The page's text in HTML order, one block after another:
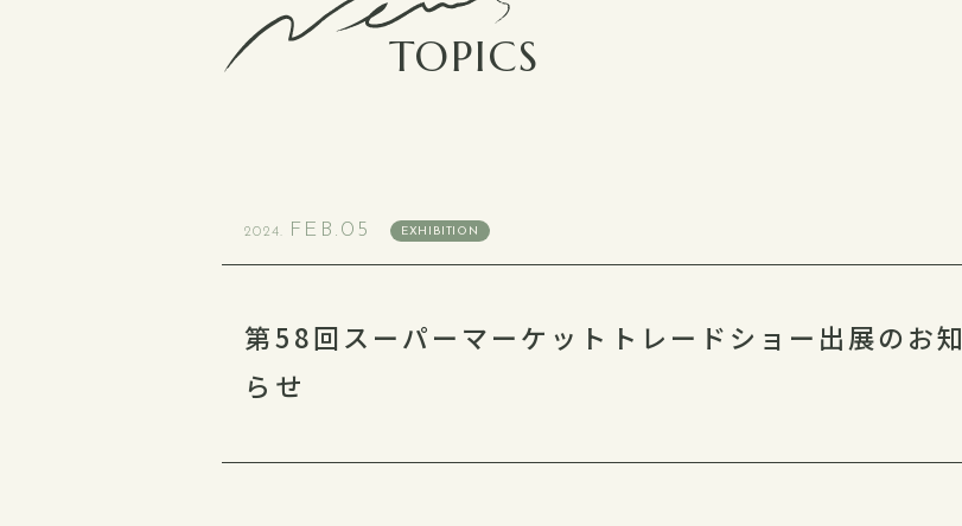
TOPICS
2024. FEB.05 EXHIBITION
第58回スーパーマーケットトレードショー出展のお知
らせ